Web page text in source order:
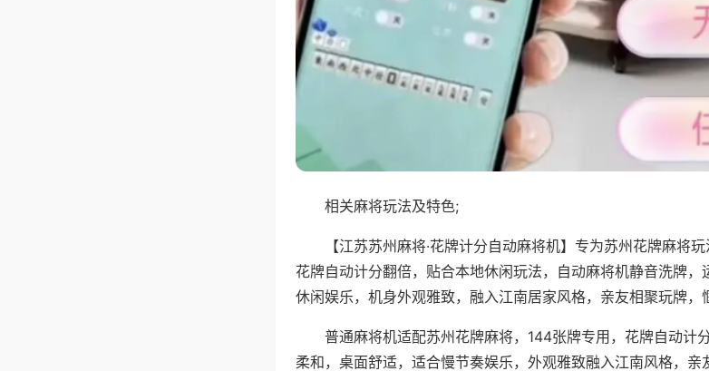
相关麻将玩法及特色;
【江苏苏州麻将·花牌计分自动麻将机】专为苏州花牌麻将
花牌自动计分翻倍，贴合本地休闲玩法，自动麻将机静音洗牌
休闲娱乐，机身外观雅致，融入江南居家风格，亲友相聚玩牌，
普通麻将机适配苏州花牌麻将，144张牌专用，花牌自动计
柔和，桌面舒适，适合慢节奏娱乐，外观雅致融入江南风格，亲